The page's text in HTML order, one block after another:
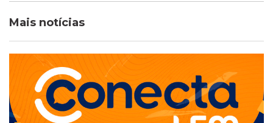
Mais notícias